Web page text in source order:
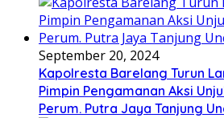
September 20, 2024
Kapolresta Barelang Turun
Pimpin Pengamanan Aksi
Perum. Putra Jaya Tanjung